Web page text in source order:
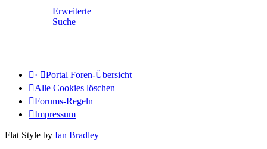
Erweiterte
Suche
· Portal Foren-Übersicht
Alle Cookies löschen
Forums-Regeln
Impressum
Flat Style by Ian Bradley